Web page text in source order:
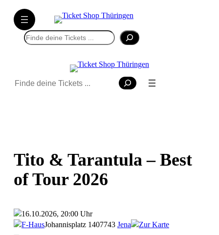
Suchen
Suchen
Tito & Tarantula – Best
of Tour 2026
16.10.2026, 20:00 Uhr
F-HausJohannisplatz 1407743 Jena
Zur Karte